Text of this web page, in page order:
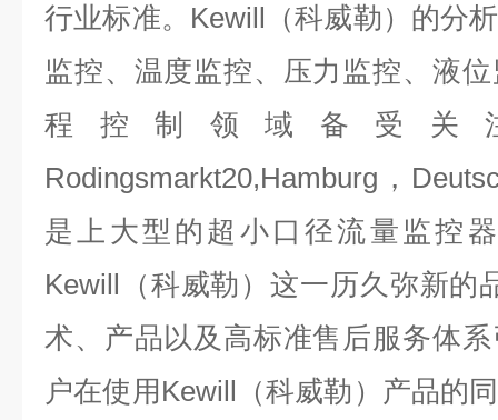
行业标准。Kewill（科威勒）的分
监控、温度监控、压力监控、液
程控制领域备受关
Rodingsmarkt20,Hamburg，
是上大型的超小口径流量监控
Kewill（科威勒）这一历久弥新的
术、产品以及高标准售后服务体
户在使用Kewill（科威勒）产品的